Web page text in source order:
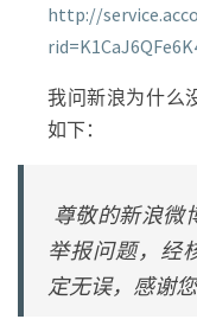
http://
我问新浪为什么
如下：
尊敬的新浪微
举报问题，经
定无误，感谢